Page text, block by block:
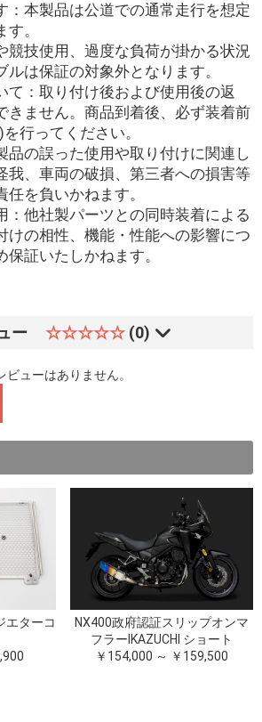
：本製品は公道での通常走行を想定
。
技使用、過度な負荷が掛かる状況
は保証の対象外となります。
て：取り付け後および使用後の返
きません。商品到着後、必ず装着前
行ってください。
品の誤った使用や取り付けに関連し
我、車両の破損、第三者への損害等
を負いかねます。
：他社製パーツとの同時装着による
けの相性、機能・性能への影響につ
証いたしかねます。
ー ☆☆☆☆☆ (0)
ビューはありません。
ターコ
NX400政府認証スリップオンマ
フラーIKAZUCHI ショート
￥154,000 ～ ￥159,500